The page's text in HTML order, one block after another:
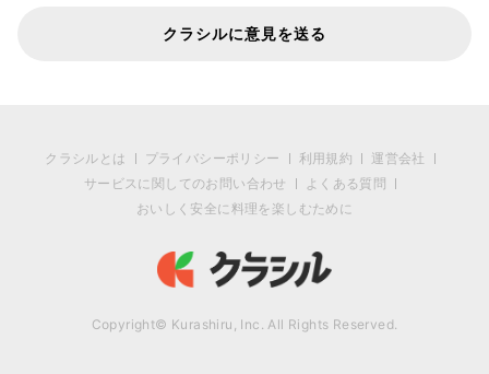
クラシルに意見を送る
クラシルとは プライバシーポリシー 利用規約
運営会社
サービスに関してのお問い合わせ
よくある質問
おいしく安全に料理を楽しむために
Copyright© Kurashiru, Inc. All Rights Reserved.